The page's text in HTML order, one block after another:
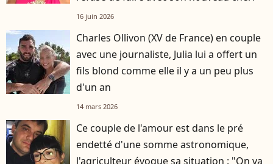
16 juin 2026
Charles Ollivon (XV de France) en couple
avec une journaliste, Julia lui a offert un
fils blond comme elle il y a un peu plus
d'un an
14 mars 2026
Ce couple de l'amour est dans le pré
endetté d'une somme astronomique,
l'agriculteur évoque sa situation : "On va